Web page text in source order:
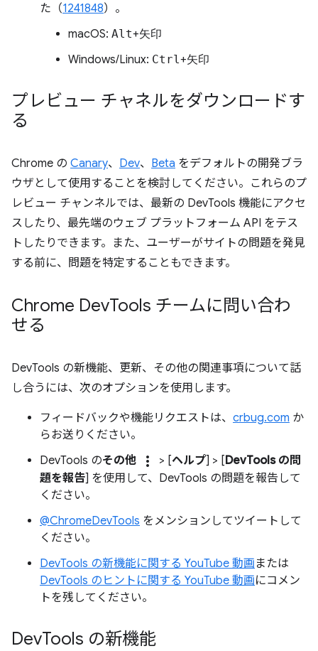
た（1241848）。
macOS: Alt+矢印
Windows/Linux: Ctrl+矢印
プレビュー チャネルをダウンロードす
る
Chrome の Canary、 Dev、 Beta をデフォルトの開発ブラ
ウザとして使用することを検討してください。これらのプ
レビュー チャンネルでは、最新の DevTools 機能にアクセ
スしたり、最先端のウェブ プラットフォーム API をテス
トしたりできます。また、ユーザーがサイトの問題を発見
する前に、問題を特定することもできます。
Chrome DevTools チームに問い合わ
せる
DevTools の新機能、更新、その他の関連事項について話
し合うには、次のオプションを使用します。
フィードバックや機能リクエストは、 crbug.com か
らお送りください。
DevTools のその他 more_vert > [ヘルプ] > [DevTools の問
題を報告] を使用して、DevTools の問題を報告して
ください。
@ChromeDevTools をメンションしてツイートして
ください。
DevTools の新機能に関する YouTube 動画 または
DevTools のヒントに関する YouTube 動画にコメン
トを残してください。
DevTools の新機能